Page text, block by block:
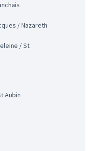
/ Nazareth
Aubin